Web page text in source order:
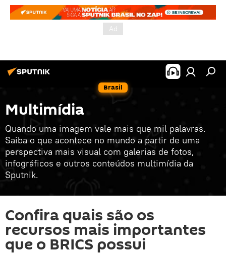
Brasil
Multimídia
Quando uma imagem vale mais que mil palavras.
Saiba o que acontece no mundo a partir de uma
perspectiva mais visual com galerias de fotos,
infográficos e outros conteúdos multimídia da
Sputnik.
Confira quais são os
recursos mais importantes
que o BRICS possui